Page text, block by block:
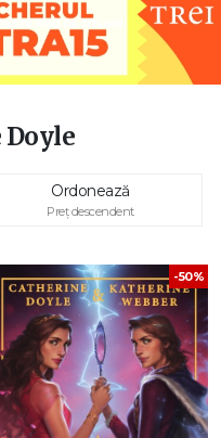
Ordonează
Preț descendent
-50%